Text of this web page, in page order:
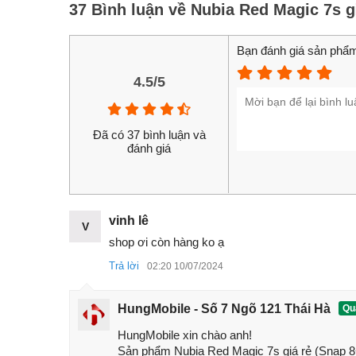
So với bản thường thì Nubia Magic 7s được
nhà Qualcomm. Máy chỉ có 2 lựa chọn màu
cần đợi 3-7 ngày là đã có trên tay máy mới
giá Nubia Red Magic 7schi tiết dưới đây nhé!
1. Cấu hình Nubia Red Magic 7s mới
20:9, 10-bit màu, dải màu DCI-P3, tần số quét
Mặt trước có thiết kế đục lỗ.
37 Bình luận về Nubia Red Magic 7s
4.5/5
Đã có 37 bình luận và
đánh giá
Bạn đánh giá sản
V
vinh lê
shop ơi còn hàng ko ạ
Trả lời 02:20 10/07/2024
HungMobile - Số 7 Ngõ 121 Thái Hà
HungMobile xin chào anh!
Sản phẩm Nubia Red Magic 7s giá rẻ (Snap